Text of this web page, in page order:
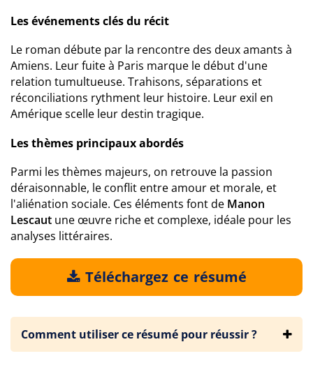
Les événements clés du récit
Le roman débute par la rencontre des deux amants à
Amiens. Leur fuite à Paris marque le début d'une
relation tumultueuse. Trahisons, séparations et
réconciliations rythment leur histoire. Leur exil en
Amérique scelle leur destin tragique.
Les thèmes principaux abordés
Parmi les thèmes majeurs, on retrouve la passion
déraisonnable, le conflit entre amour et morale, et
l'aliénation sociale. Ces éléments font de Manon
Lescaut une œuvre riche et complexe, idéale pour les
analyses littéraires.
Téléchargez ce résumé
Comment utiliser ce résumé pour réussir ?